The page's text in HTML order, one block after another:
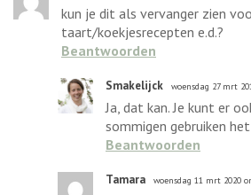
kun je dit als vervanger zien
taart/koekjesrecepten e.d.?
Beantwoorden
Smakelijck woensdag 27 mrt
Ja, dat kan. Je kunt er
sommigen gebruiken
Beantwoorden
Tamara woensdag 11 mrt 2020